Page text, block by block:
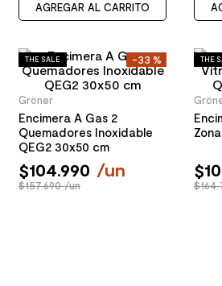
AGREGAR AL CARRITO
-33 %
THE SALE
Gröner
Encimera A Gas 2
Quemadores Inoxidable
QEG2 30x50 cm
$104.990 /un
$157.690 /un
THE
$